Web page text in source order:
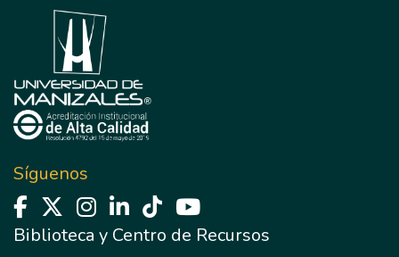
Síguenos
Biblioteca y Centro de Recursos